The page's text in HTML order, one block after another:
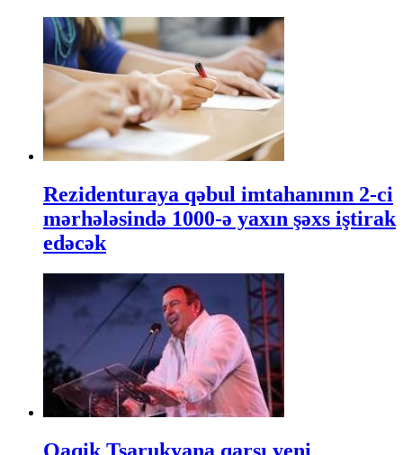
Rezidenturaya qəbul imtahanının 2-ci
mərhələsində 1000-ə yaxın şəxs iştirak
edəcək